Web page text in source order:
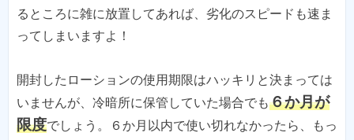
るところに雑に放置してあれば、劣化のスピードも速ま
ってしまいますよ！
開封したローションの使用期限はハッキリと決まっては
いませんが、冷暗所に保管していた場合でも６か月が
限度でしょう。６か月以内で使い切れなかったら、もっ